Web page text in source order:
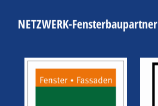
NETZWERK-Fensterbaupartner